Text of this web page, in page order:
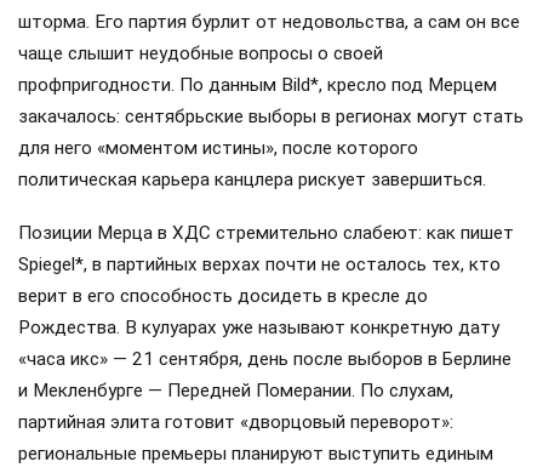
шторма. Его партия бурлит от недовольства, а сам он все
чаще слышит неудобные вопросы о своей
профпригодности. По данным Bild*, кресло под Мерцем
закачалось: сентябрьские выборы в регионах могут стать
для него «моментом истины», после которого
политическая карьера канцлера рискует завершиться.
Позиции Мерца в ХДС стремительно слабеют: как пишет
Spiegel*, в партийных верхах почти не осталось тех, кто
верит в его способность досидеть в кресле до
Рождества. В кулуарах уже называют конкретную дату
«часа икс» — 21 сентября, день после выборов в Берлине
и Мекленбурге — Передней Померании. По слухам,
партийная элита готовит «дворцовый переворот»:
региональные премьеры планируют выступить единым